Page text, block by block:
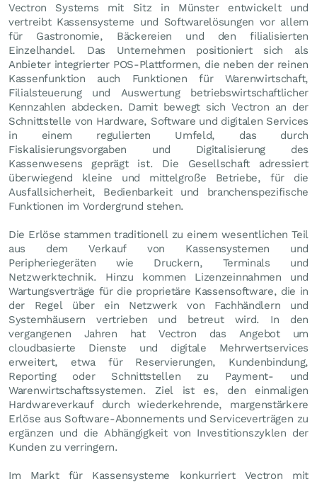
Vectron Systems mit Sitz in Münster entwickelt und
vertreibt Kassensysteme und Softwarelösungen vor allem
für Gastronomie, Bäckereien und den filialisierten
Einzelhandel. Das Unternehmen positioniert sich als
Anbieter integrierter POS-Plattformen, die neben der reinen
Kassenfunktion auch Funktionen für Warenwirtschaft,
Filialsteuerung und Auswertung betriebswirtschaftlicher
Kennzahlen abdecken. Damit bewegt sich Vectron an der
Schnittstelle von Hardware, Software und digitalen Services
in einem regulierten Umfeld, das durch
Fiskalisierungsvorgaben und Digitalisierung des
Kassenwesens geprägt ist. Die Gesellschaft adressiert
überwiegend kleine und mittelgroße Betriebe, für die
Ausfallsicherheit, Bedienbarkeit und branchenspezifische
Funktionen im Vordergrund stehen.
Die Erlöse stammen traditionell zu einem wesentlichen Teil
aus dem Verkauf von Kassensystemen und
Peripheriegeräten wie Druckern, Terminals und
Netzwerktechnik. Hinzu kommen Lizenzeinnahmen und
Wartungsverträge für die proprietäre Kassensoftware, die in
der Regel über ein Netzwerk von Fachhändlern und
Systemhäusern vertrieben und betreut wird. In den
vergangenen Jahren hat Vectron das Angebot um
cloudbasierte Dienste und digitale Mehrwertservices
erweitert, etwa für Reservierungen, Kundenbindung,
Reporting oder Schnittstellen zu Payment- und
Warenwirtschaftssystemen. Ziel ist es, den einmaligen
Hardwareverkauf durch wiederkehrende, margenstärkere
Erlöse aus Software-Abonnements und Serviceverträgen zu
ergänzen und die Abhängigkeit von Investitionszyklen der
Kunden zu verringern.
Im Markt für Kassensysteme konkurriert Vectron mit